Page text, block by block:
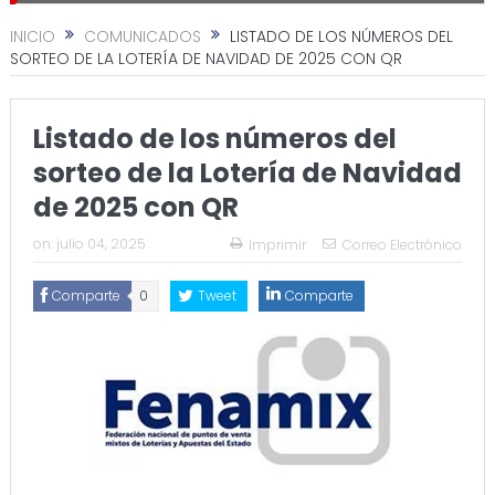
INICIO COMUNICADOS
LISTADO DE LOS NÚMEROS DEL
SORTEO DE LA LOTERÍA DE NAVIDAD DE 2025 CON QR
Listado de los números del
sorteo de la Lotería de Navidad
de 2025 con QR
on: julio 04, 2025 Imprimir Correo Electrónico
Comparte 0 Tweet Comparte